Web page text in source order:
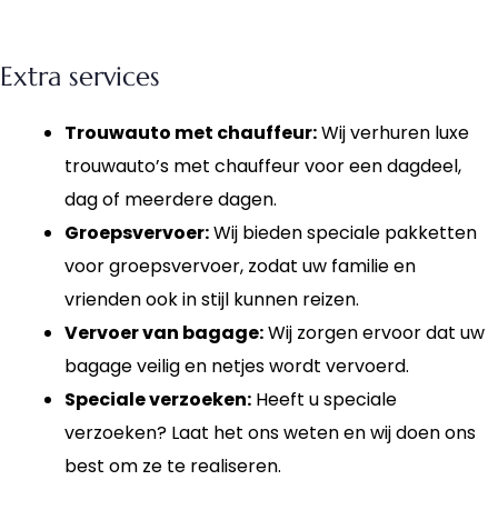
Extra services
Trouwauto met chauffeur:Wij verhuren luxe
trouwauto’s met chauffeur voor een dagdeel,
dag of meerdere dagen.
Groepsvervoer:Wij bieden speciale pakketten
voor groepsvervoer, zodat uw familie en
vrienden ook in stijl kunnen reizen.
Vervoer van bagage:Wij zorgen ervoor dat uw
bagage veilig en netjes wordt vervoerd.
Speciale verzoeken: Heeft u speciale
verzoeken? Laat het ons weten en wij doen ons
best om ze te realiseren.